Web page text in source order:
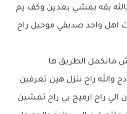
الثالثه بقه يمشي بعدين وكف يم
اهل واحد صديقي موحيل راح
مانكمل الطريق ها
راح ننزل هين تعرفين
راح ارميج بي راح تمشين